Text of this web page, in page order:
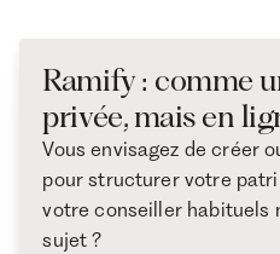
Ramify : comme
privée, mais en
Vous envisagez de créer
pour structurer votre
votre conseiller habituels
sujet ?